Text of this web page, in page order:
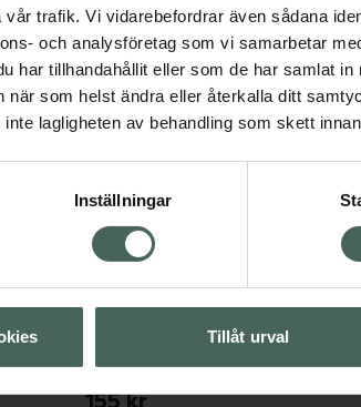
trafik. Vi vidarebefordrar även sådana
och analysföretag som vi samarbetar
har tillhandahållit eller som de har samlat
när som helst ändra eller återkalla ditt
lagligheten av behandling som skett
Inställningar
Tillåt urval
Duo 300 droppar
för torra ögon 10
produkt
Allt-